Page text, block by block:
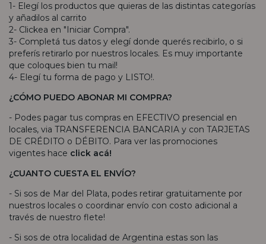
1- Elegí los productos que quieras de las distintas categorías
y añadilos al carrito
2- Clickea en "Iniciar Compra".
3- Completá tus datos y elegí donde querés recibirlo, o si
preferís retirarlo por nuestros locales. Es muy importante
que coloques bien tu mail!
4- Elegí tu forma de pago y LISTO!.
¿CÓMO PUEDO ABONAR MI COMPRA?
- Podes pagar tus compras en EFECTIVO presencial en
locales, via TRANSFERENCIA BANCARIA y con TARJETAS
DE CRÉDITO o DÉBITO. Para ver las promociones
vigentes hace click acá!
¿CUANTO CUESTA EL ENVÍO?
- Si sos de Mar del Plata, podes retirar gratuitamente por
nuestros locales o coordinar envío con costo adicional a
través de nuestro flete!
- Si sos de otra localidad de Argentina estas son las